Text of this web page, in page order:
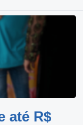
até R$